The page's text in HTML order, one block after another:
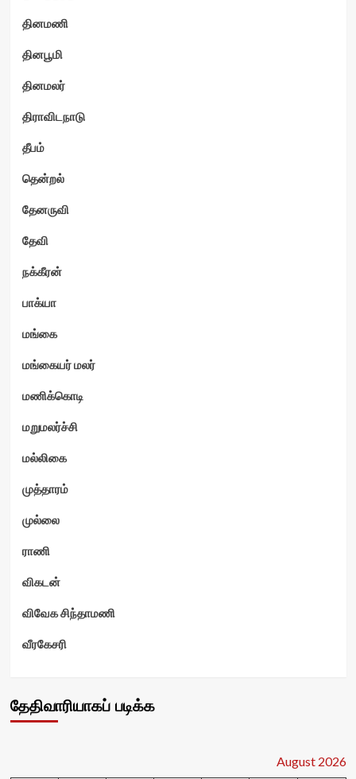
தினமணி
தினபூமி
தினமலர்
திராவிடநாடு
தீபம்
தென்றல்
தேனருவி
தேவி
நக்கீரன்
பாக்யா
மங்கை
மங்கையர் மலர்
மணிக்கொடி
மறுமலர்ச்சி
மல்லிகை
முத்தாரம்
முல்லை
ராணி
விகடன்
விவேக சிந்தாமணி
வீரகேசரி
தேதிவாரியாகப் படிக்க
August 2026